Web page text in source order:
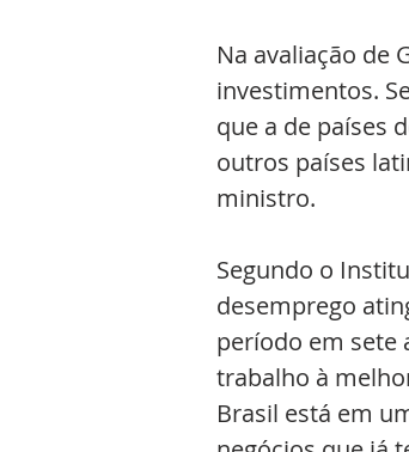
Na avaliação de
investimentos.
que a de países
outros países
ministro.
Segundo o
desemprego
período em sete
trabalho à
Brasil está em